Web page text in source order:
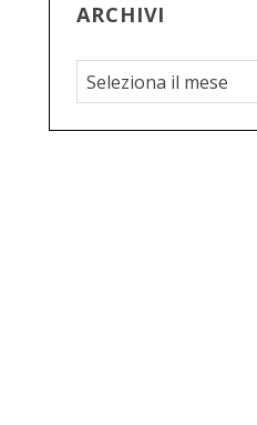
ARCHIVI
A
r
c